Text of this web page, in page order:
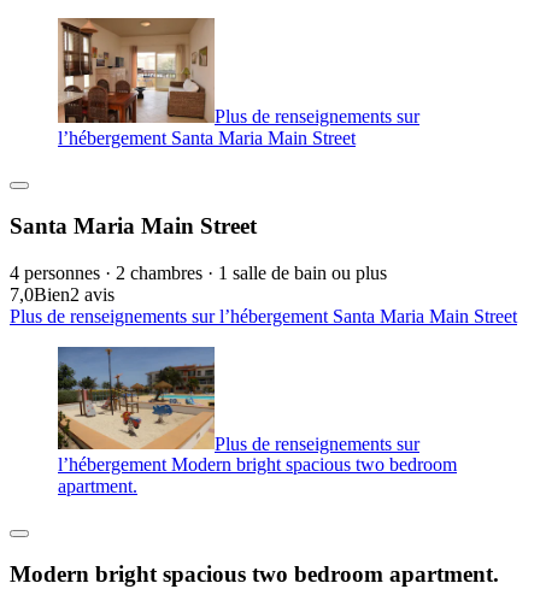
Plus de renseignements sur
l’hébergement Santa Maria Main Street
Santa Maria Main Street
4 personnes · 2 chambres · 1 salle de bain ou plus
7,0Bien2 avis
Plus de renseignements sur l’hébergement Santa Maria Main Street
Plus de renseignements sur
l’hébergement Modern bright spacious two bedroom
apartment.
Modern bright spacious two bedroom apartment.